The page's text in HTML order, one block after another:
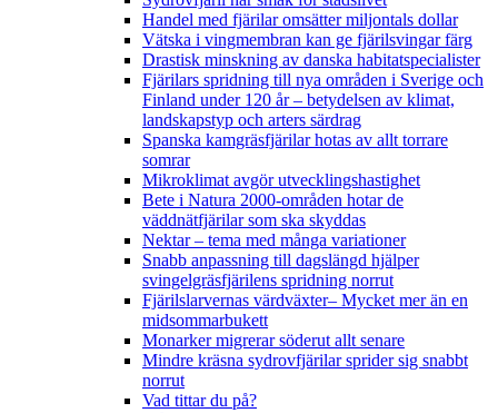
Handel med fjärilar omsätter miljontals dollar
Vätska i vingmembran kan ge fjärilsvingar färg
Drastisk minskning av danska habitatspecialister
Fjärilars spridning till nya områden i Sverige och
Finland under 120 år– betydelsen av klimat,
landskapstyp och arters särdrag
Spanska kamgräsfjärilar hotas av allt torrare
somrar
Mikroklimat avgör utvecklingshastighet
Bete i Natura 2000-områden hotar de
väddnätfjärilar som ska skyddas
Nektar – tema med många variationer
Snabb anpassning till dagslängd hjälper
svingelgräsfjärilens spridning norrut
Fjärilslarvernas värdväxter– Mycket mer än en
midsommarbukett
Monarker migrerar söderut allt senare
Mindre kräsna sydrovfjärilar sprider sig snabbt
norrut
Vad tittar du på?